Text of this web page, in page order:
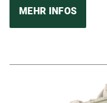
MEHR INFOS